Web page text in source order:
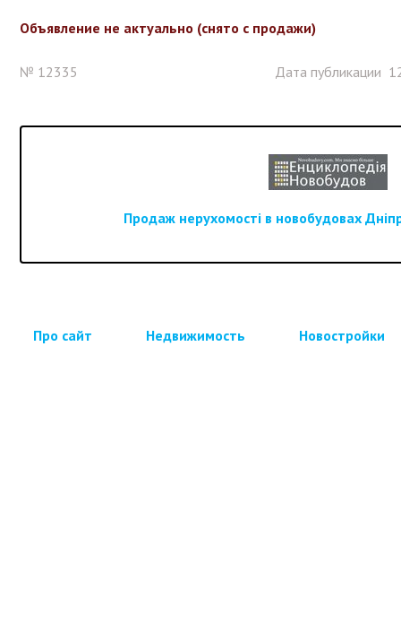
Объявление не актуально (снято с продажи)
№ 12335 Дата публикации
Продаж нерухомості в новобудовах
Про сайт Недвижимость Новостройки